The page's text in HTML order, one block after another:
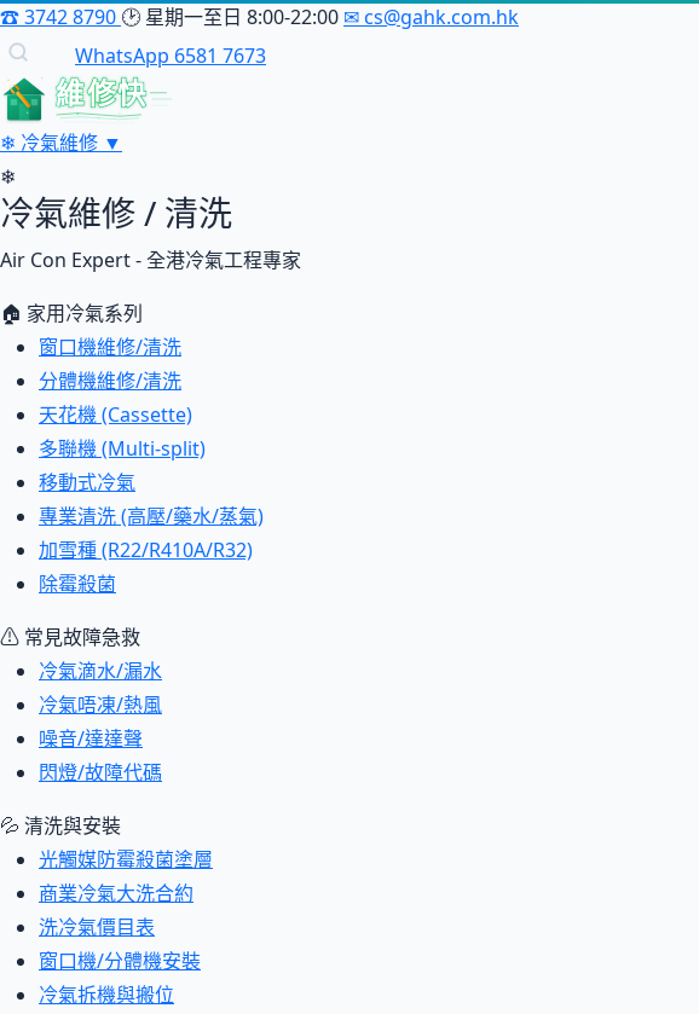
☎3742 8790 🕑 星期一至日 8:00-22:00 ✉cs@gahk.com.hk
WhatsApp 6581 7673
維修快
❄ 冷氣維修 ▼
❄
冷氣維修 / 清洗
Air Con Expert - 全港冷氣工程專家
🏠 家用冷氣系列
窗口機維修/清洗
分體機維修/清洗
天花機 (Cassette)
多聯機 (Multi-split)
移動式冷氣
專業清洗 (高壓/藥水/蒸氣)
加雪種 (R22/R410A/R32)
除霉殺菌
⚠ 常見故障急救
冷氣滴水/漏水
冷氣唔凍/熱風
噪音/達達聲
閃燈/故障代碼
💦 清洗與安裝
光觸媒防霉殺菌塗層
商業冷氣大洗合約
洗冷氣價目表
窗口機/分體機安裝
冷氣拆機與搬位